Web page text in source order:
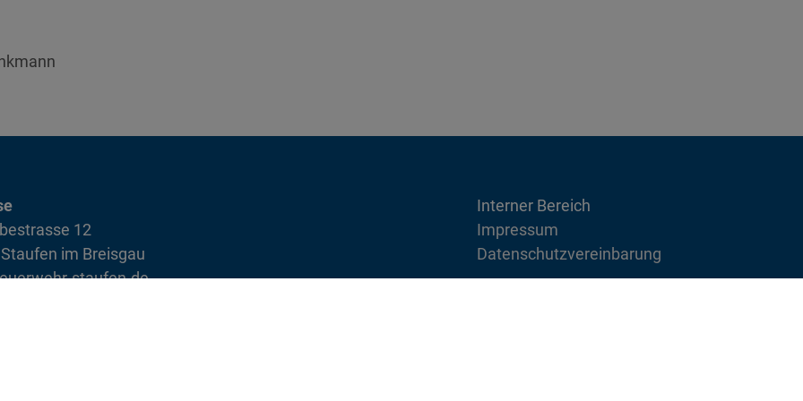
12
im Breisgau
staufen.de
Interner Bereich
Impressum
Datenschutzvereinbarung